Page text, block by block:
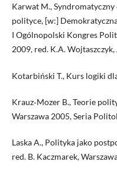
Karwat M.,
polityce, [w:]
I Ogólnopolski Kongres
2009, red. K.A.
Kotarbiński T., Kurs logiki
Krauz‑Mozer B., Teorie
Warszawa 2005, Seria
Laska A., Polityka jako
red. B. Kaczmarek,